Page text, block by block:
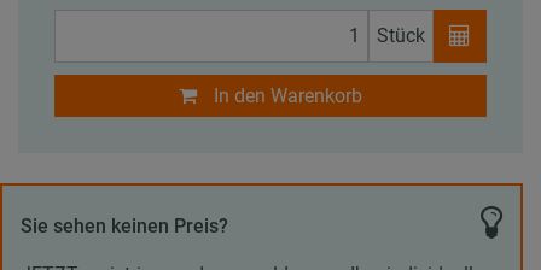
Stück
In den Warenkorb
Sie sehen keinen Preis?